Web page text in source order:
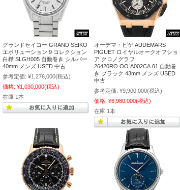
グランドセイコー GRAND SEIKO
エボリューション 9 コレクション
白樺 SLGH005 自動巻き シルバー
40mm メンズ USED 中古
参考定価: ¥1,276,000(税込)
価格: ¥1,030,000(税込)
在庫 1本
オーデマ・ピゲ AUDEMARS
PIGUET ロイヤルオークオフショ
ア クロノグラフ
26420RO.OO.A002CA.01 自動巻
き ブラック 43mm メンズ USED
中古
参考定価: ¥9,900,000(税込)
価格: ¥6,980,000(税込)
在庫 1本